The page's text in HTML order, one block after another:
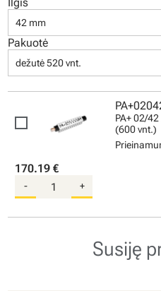
42 mm
Pakuotė
dežutė 520 vnt.
PA+ 02/42
(600 vnt.)
170.19 €
- +
Susiję